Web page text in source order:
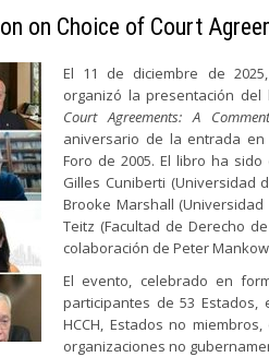
on Choice of Court
El 11 de diciembre de
organizó la presentación del
Court Agreements: A
aniversario de la entrada
Foro de 2005. El libro ha
Gilles Cuniberti (Universidad
Brooke Marshall
Teitz (Facultad de Derecho
colaboración de Peter
El evento, celebrado en
participantes de 53
HCCH, Estados no
organizaciones no